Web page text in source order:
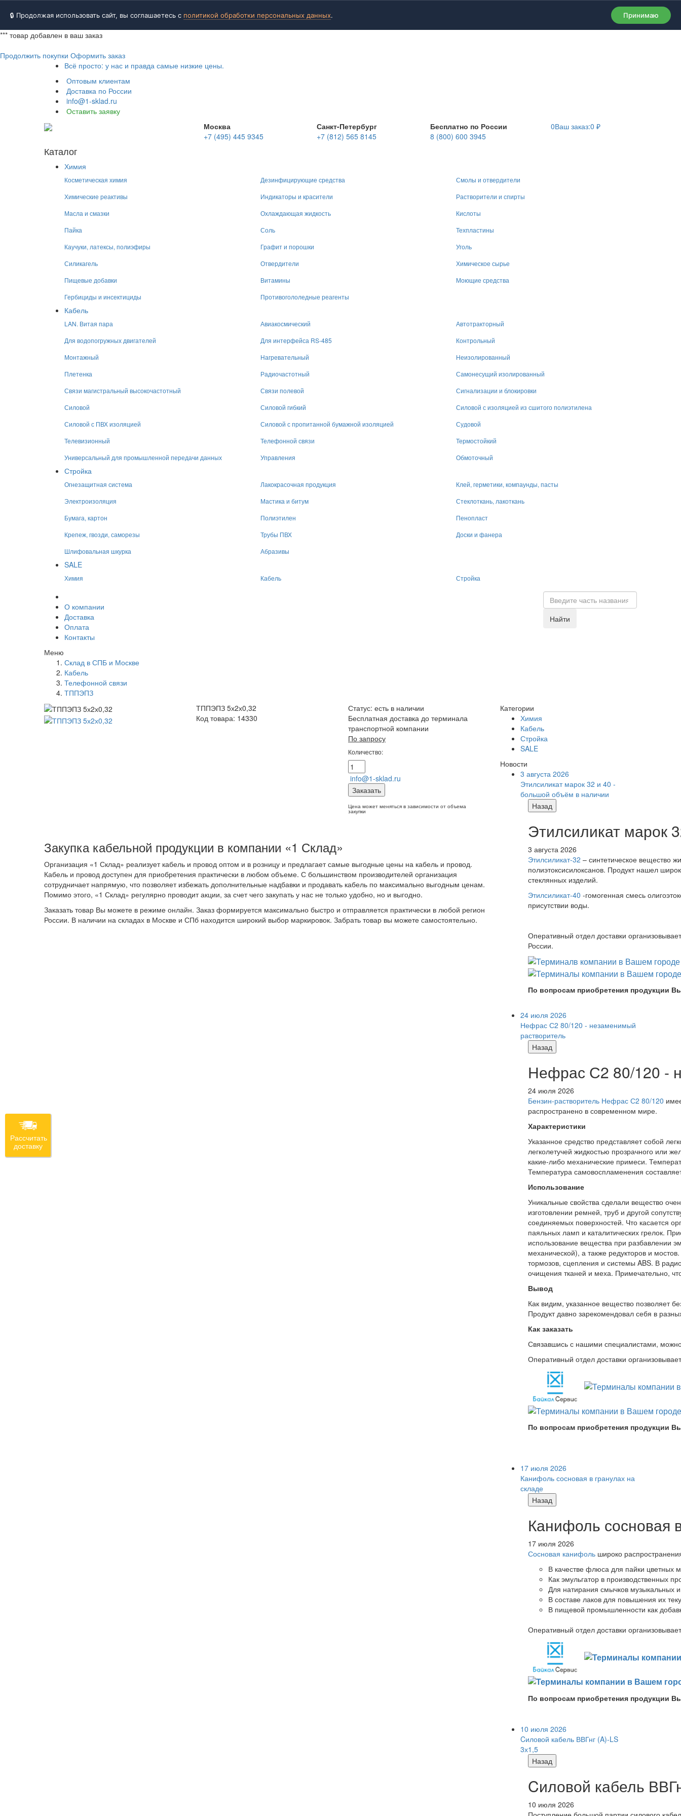
🔒 Продолжая использовать сайт, вы соглашаетесь с политикой обработки персональных данных. Принимаю
*** товар добавлен в ваш заказ
Продолжить покупки Оформить заказ
Всё просто: у нас и правда самые низкие цены.
Оптовым клиентам
Доставка по России
info@1-sklad.ru
Оставить заявку
Москва
+7 (495) 445 9345
Санкт-Петербург
+7 (812) 565 8145
Бесплатно по России
8 (800) 600 3945
0Ваш заказ:0 ₽
Каталог
Химия
Косметическая химия Дезинфицирующие средства
Смолы и отвердители
Химические реактивы
Индикаторы и красители
Растворители и спирты
Масла и смазки
Охлаждающая жидкость
Кислоты
Пайка
Соль
Техпластины
Каучуки, латексы, полиэфиры
Графит и порошки
Уголь
Силикагель
Отвердители
Химическое сырье
Пищевые добавки
Витамины
Моющие средства
Гербициды и инсектициды
Противогололедные реагенты
Кабель
LAN. Витая пара Авиакосмический
Автотракторный
Для водопогружных двигателей
Для интерфейса RS-485
Контрольный
Монтажный
Нагревательный
Неизолированный
Плетенка
Радиочастотный
Самонесущий изолированный
Связи магистральный высокочастотный
Связи полевой
Сигнализации и блокировки
Силовой
Силовой гибкий
Силовой с изоляцией из сшитого полиэтилена
Силовой с ПВХ изоляцией
Силовой с пропитанной бумажной изоляцией
Судовой
Телевизионный
Телефонной связи
Термостойкий
Универсальный для промышленной передачи данных
Управления Обмоточный
Стройка
Огнезащитная система Лакокрасочная продукция
Клей, герметики, компаунды, пасты
Электроизоляция
Мастика и битум
Стеклоткань, лакоткань
Бумага, картон
Полиэтилен
Пенопласт
Крепеж, гвозди, саморезы
Трубы ПВХ
Доски и фанера
Шлифовальная шкурка
Абразивы
SALE
Химия Кабель Стройка
О компании
Доставка
Оплата
Контакты
Найти
Меню
Склад в СПБ и Москве
Кабель
Телефонной связи
ТППЭПЗ
ТППЭПЗ 5х2х0,32
Код товара: 14330
Статус: есть в наличии
Бесплатная доставка до терминала
транспортной компании
По запросу
Количество:
info@1-sklad.ru
Заказать
Цена может меняться в зависимости от объема
закупки
Закупка кабельной продукции в компании «1 Склад»
Организация «1 Склад» реализует кабель и провод оптом и в розницу и предлагает самые выгодные цены на кабель и провод.
Кабель и провод доступен для приобретения практически в любом объеме. С большинством производителей организация
сотрудничает напрямую, что позволяет избежать дополнительные надбавки и продавать кабель по максимально выгодным ценам.
Помимо этого, «1 Склад» регулярно проводит акции, за счет чего закупать у нас не только удобно, но и выгодно.
Заказать товар Вы можете в режиме онлайн. Заказ формируется максимально быстро и отправляется практически в любой регион
России. В наличии на складах в Москве и СПб находится широкий выбор маркировок. Забрать товар вы можете самостоятельно.
Категории
Химия
Кабель
Стройка
SALE
Новости
3 августа 2026
Этилсиликат марок 32 и 40 -
большой объём в наличии
Назад
Этилсиликат марок
3 августа 2026
Этилсиликат-32 – синтетическое вещество
полиэтоксисилоксанов. Продукт нашел
стеклянных изделий.
Этилсиликат-40 -гомогенная смесь
присутствии воды.
Оперативный отдел доставки
России.
По вопросам приобретения продукции
24 июля 2026
Нефрас С2 80/120 - незаменимый
растворитель
Назад
Нефрас С2 80/120 -
24 июля 2026
Бензин-растворитель Нефрас С2 80/120
распространено в современном мире.
Характеристики
Указанное средство представляет собой
легколетучей жидкостью прозрачного или
какие-либо механические примеси.
Температура самовоспламенения
Использование
Уникальные свойства сделали вещество
изготовлении ремней, труб и другой
соединяемых поверхностей. Что касается
паяльных ламп и каталитических грелок.
использование вещества при разбавлении
механической), а также редукторов и
тормозов, сцепления и системы ABS. В
очищения тканей и меха. Примечательно,
Вывод
Как видим, указанное вещество позволяет
Продукт давно зарекомендовал себя в
Как заказать
Связавшись с нашими специалистами,
Оперативный отдел доставки
По вопросам приобретения продукции
17 июля 2026
Канифоль сосновая в гранулах на
складе
Назад
Канифоль сосновая
17 июля 2026
Сосновая канифоль широко
В качестве флюса для пайки цветных
Как эмульгатор в производственных
Для натирания смычков музыкальных
В составе лаков для повышения их
В пищевой промышленности как
Оперативный отдел доставки
По вопросам приобретения продукции
10 июля 2026
Cиловой кабель ВВГнг (A)-LS
3х1,5
Назад
Cиловой кабель
10 июля 2026
Рассчитать
доставку